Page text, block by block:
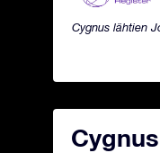
Cygnus lähtien
Cygnus